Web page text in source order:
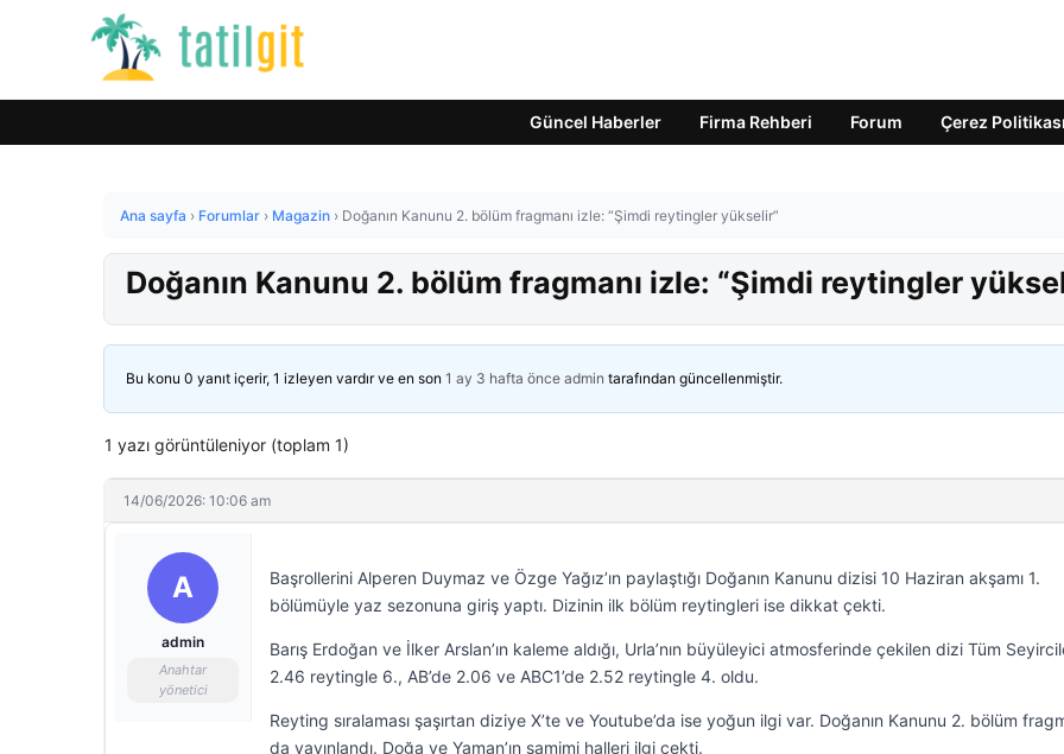
Güncel Haberler Firma Rehberi Forum Çerez Politikası
Ana sayfa › Forumlar › Magazin › Doğanın Kanunu 2. bölüm fragmanı izle: “Şimdi reytingler yükselir”
Doğanın Kanunu 2. bölüm fragmanı izle: “Şimdi reytingler
Bu konu 0 yanıt içerir, 1 izleyen vardır ve en son 1 ay 3 hafta önce admin tarafından güncellenmiştir.
1 yazı görüntüleniyor (toplam 1)
14/06/2026: 10:06 am
A
admin
Anahtar
yönetici
Başrollerini Alperen Duymaz ve Özge Yağız’ın paylaştığı Doğanın Kanunu dizisi 10 Haziran akşamı 1.
bölümüyle yaz sezonuna giriş yaptı. Dizinin ilk bölüm reytingleri ise dikkat çekti.
Barış Erdoğan ve İlker Arslan’ın kaleme aldığı, Urla’nın büyüleyici atmosferinde çekilen dizi Tüm
2.46 reytingle 6., AB’de 2.06 ve ABC1’de 2.52 reytingle 4. oldu.
Reyting sıralaması şaşırtan diziye X’te ve Youtube’da ise yoğun ilgi var. Doğanın Kanunu 2. bölüm
da yayınlandı. Doğa ve Yaman’ın samimi halleri ilgi çekti.